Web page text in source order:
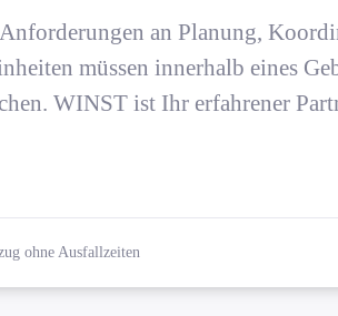
an Planung,
müssen innerhalb eines
WINST ist Ihr erfahrener
ohne Ausfallzeiten